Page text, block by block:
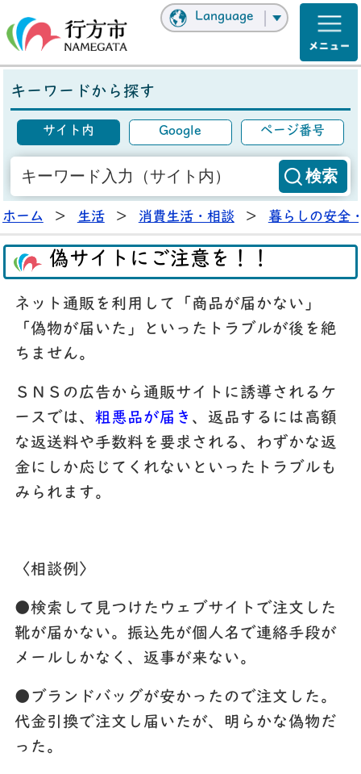
Language
キーワードから探す
サイト内 Google ページ番号
ホーム > 生活 > 消費生活・相談 > 暮らしの安全
偽サイトにご注意を！！
ネット通販を利用して「商品が届かない」
「偽物が届いた」といったトラブルが後を絶
ちません。
ＳＮＳの広告から通販サイトに誘導されるケ
ースでは、 粗悪品が届き 、返品するには高額
な返送料や手数料を要求される、わずかな返
金にしか応じてくれないといったトラブルも
みられます。
〈相談例〉
●検索して見つけたウェブサイトで注文した
靴が届かない。振込先が個人名で連絡手段が
メールしかなく、返事が来ない。
●ブランドバッグが安かったので注文した。
代金引換で注文し届いたが、明らかな偽物だ
った。